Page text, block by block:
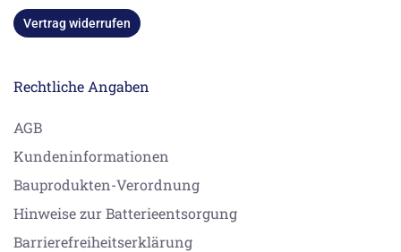
Vertrag widerrufen
Rechtliche Angaben
AGB
Kundeninformationen
Bauprodukten-Verordnung
Hinweise zur Batterieentsorgung
Barrierefreiheitserklärung